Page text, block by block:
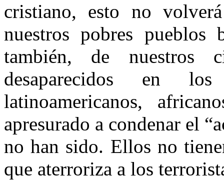
cristiano, esto no
nuestros pobres
también, de nuestros
desaparecidos en
latinoamericanos,
apresurado a condenar el
no han sido. Ellos no
que aterroriza a los